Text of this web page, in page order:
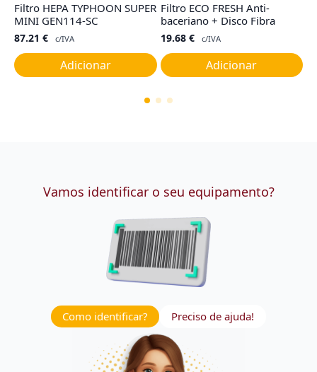
Filtro HEPA TYPHOON SUPER
MINI GEN114-SC
87.21 € c/IVA
Adicionar
Filtro ECO FRESH Anti-
baceriano + Disco Fibra
19.68 € c/IVA
Adicionar
Vamos identificar o seu equipamento?
Como identificar? Preciso de ajuda!